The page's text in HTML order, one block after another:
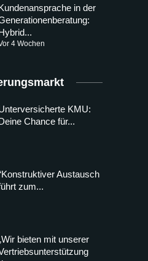
Kundenansprache in der
Hybrid...
4 Wochen
KMU:
Chance für...
Austausch
zum...
bieten mit unserer